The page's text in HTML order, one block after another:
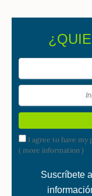
I agree to have
(more information )
Suscríbete